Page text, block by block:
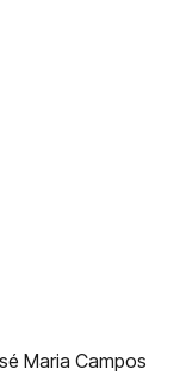
Maria Campos